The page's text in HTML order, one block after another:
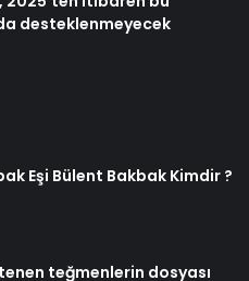
desteklenmeyecek
Eşi Bülent Bakbak Kimdir ?
teğmenlerin dosyası